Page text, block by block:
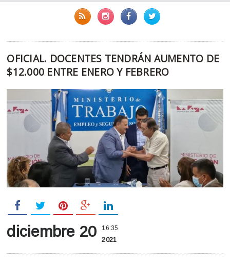
OFICIAL. DOCENTES TENDRÁN AUMENTO DE
$12.000 ENTRE ENERO Y FEBRERO
diciembre 20 16:35
2021